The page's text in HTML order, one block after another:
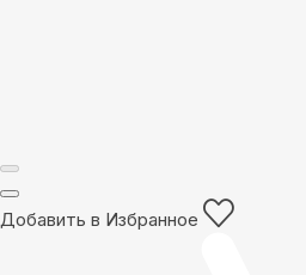
Добавить в Избранное